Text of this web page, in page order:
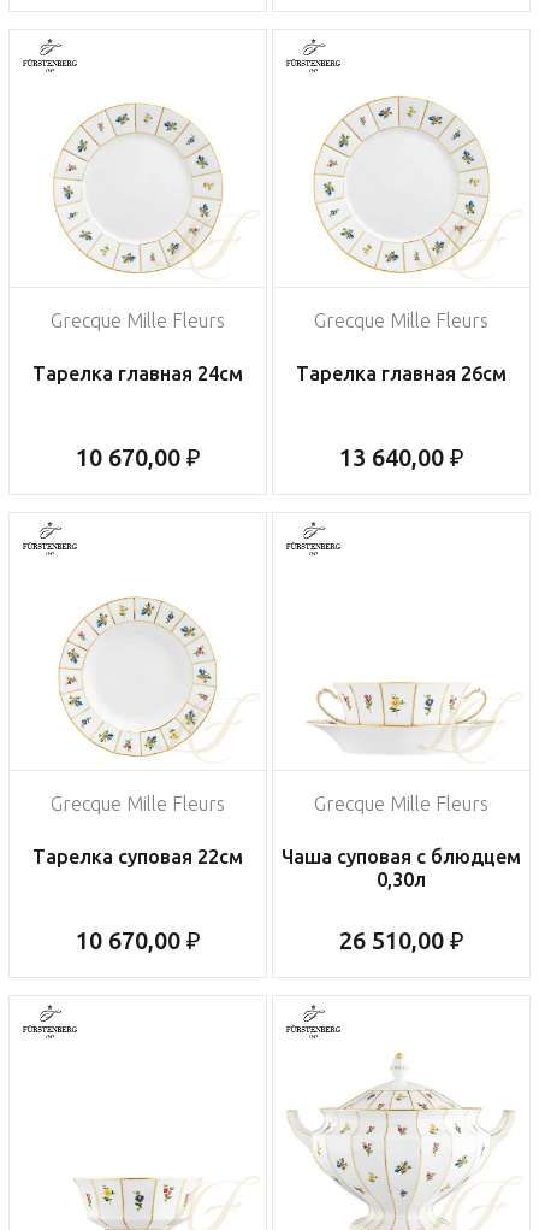
Grecque Mille Fleurs
Тарелка главная 24см
10 670,00 ₽
Grecque Mille Fleurs
Тарелка главная 26см
13 640,00 ₽
Grecque Mille Fleurs
Тарелка суповая 22см
10 670,00 ₽
Grecque Mille Fleurs
Чаша суповая с блюдцем
0,30л
26 510,00 ₽